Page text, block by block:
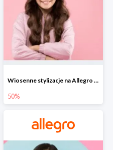
Wiosenne stylizacje na Allegro do -50%
50%